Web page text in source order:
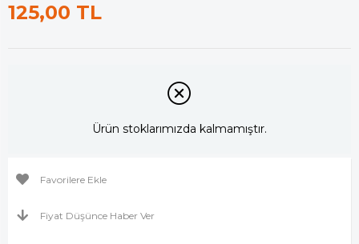
125,00 TL
Ürün stoklarımızda kalmamıştır.
Favorilere Ekle
Fiyat Düşünce Haber Ver